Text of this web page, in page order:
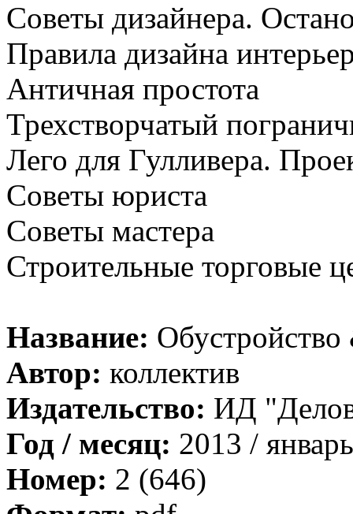
Советы дизайнера.
Правила дизайна
Античная простота
Трехстворчатый
Лего для Гулливера.
Советы юриста
Советы мастера
Строительные торговые
Название:
Автор: коллектив
Издательство: ИД
Год / месяц: 2013 / январь
Номер: 2 (646)